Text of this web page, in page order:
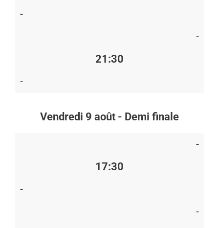
-
-
21:30
-
Vendredi 9 août - Demi finale
-
17:30
-
-